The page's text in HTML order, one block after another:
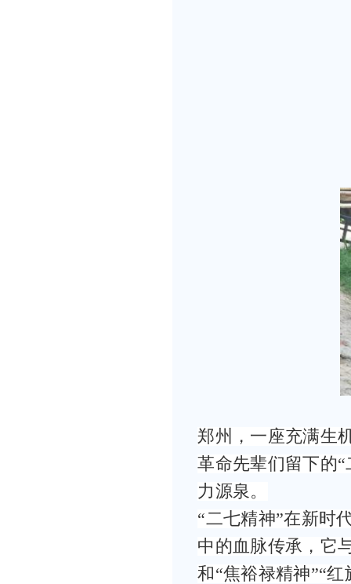
郑州，一座充满生
革命先辈们留下的
力源泉。
“二七精神”在新时
中的血脉传承，它
和“焦裕禄精神”“